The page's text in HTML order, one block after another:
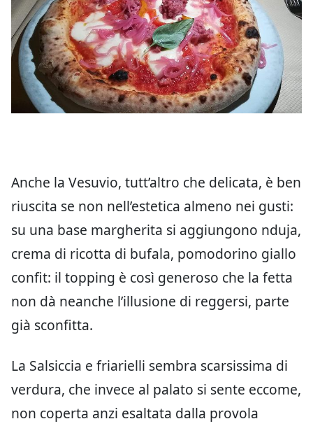
Anche la Vesuvio, tutt’altro che delicata, è ben
riuscita se non nell’estetica almeno nei gusti:
su una base margherita si aggiungono nduja,
crema di ricotta di bufala, pomodorino giallo
confit: il topping è così generoso che la fetta
non dà neanche l’illusione di reggersi, parte
già sconfitta.
La Salsiccia e friarielli sembra scarsissima di
verdura, che invece al palato si sente eccome,
non coperta anzi esaltata dalla provola